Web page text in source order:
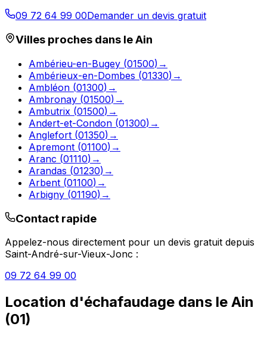
09 72 64 99 00Demander un devis gratuit
Villes proches dans leAin
Ambérieu-en-Bugey (01500) →
Ambérieux-en-Dombes (01330) →
Ambléon (01300) →
Ambronay (01500) →
Ambutrix (01500) →
Andert-et-Condon (01300) →
Anglefort (01350) →
Apremont (01100) →
Aranc (01110) →
Arandas (01230) →
Arbent (01100) →
Arbigny (01190) →
Contact rapide
Appelez-nous directement pour un devis gratuit depuis
Saint-André-sur-Vieux-Jonc :
09 72 64 99 00
Location d'échafaudage dans le Ain
(01)